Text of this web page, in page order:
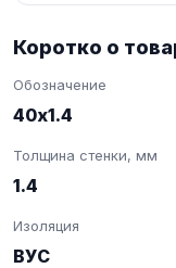
Коротко о
Обозначение
40х1.4
Толщина стенки, мм
1.4
Изоляция
ВУС